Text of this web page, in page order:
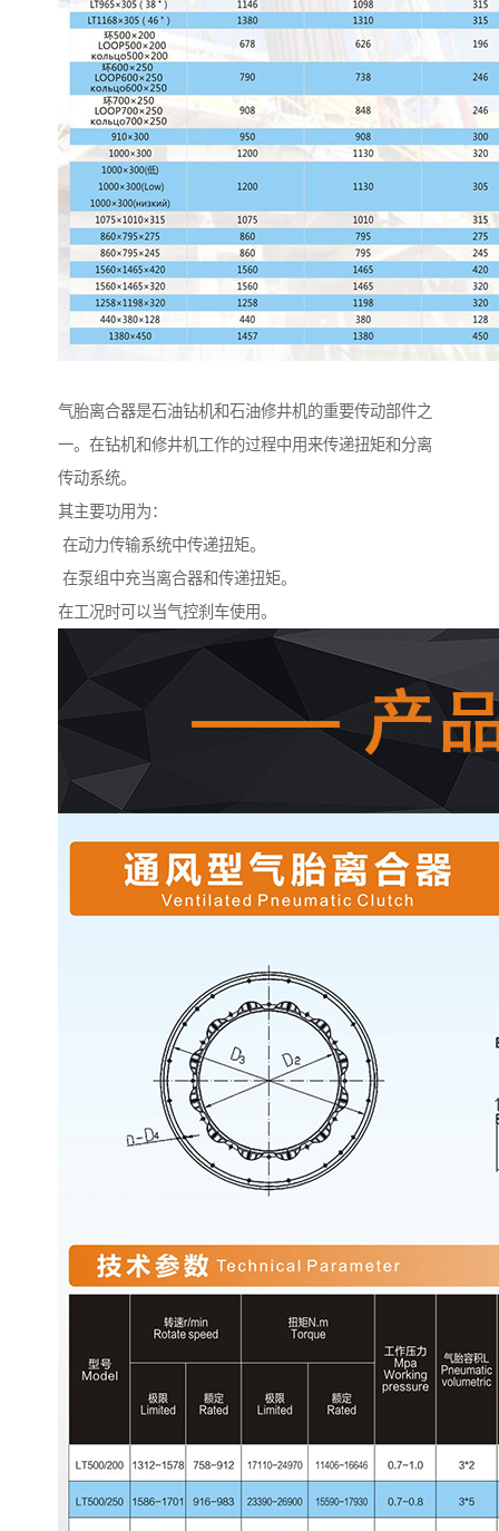
气胎离合器是石油钻机和石油修井机的重要传动部件之
一。在钻机和修井机工作的过程中用来传递扭矩和分离
传动系统。
其主要功用为：
在动力传输系统中传递扭矩。
在泵组中充当离合器和传递扭矩。
在工况时可以当气控刹车使用。